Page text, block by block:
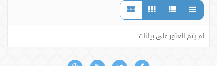
لم يتم العثور على بيانات